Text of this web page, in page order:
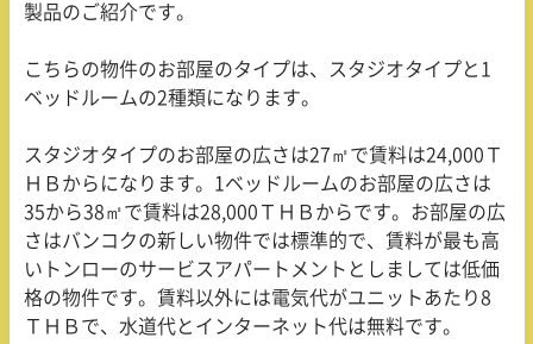
製品のご紹介です。
こちらの物件のお部屋のタイプは、スタジオタイプと 1
ベッドルームの2種類になります。
スタジオタイプのお部屋の広さは27㎡で賃料は24,000 Ｔ
ＨＢからになります。
1 ベッドルームのお部屋の広さは
35から38㎡で賃料は28,000 ＴＨＢからです。お部屋の広
さはバンコクの新しい物件では標準的で、賃料が最も高
いトンローのサービスアパートメントとしましては低価
格の物件です。賃料以外には電気代がユニットあたり8
ＴＨＢで、水道代とインターネット代は無料です。